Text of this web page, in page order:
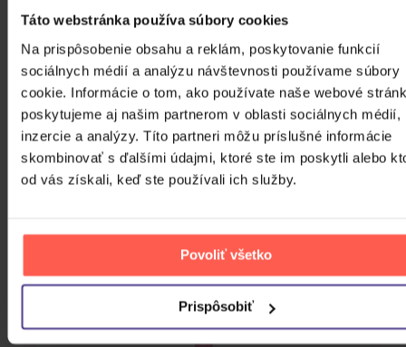
Táto webstránka používa súbory cookies
Na prispôsobenie obsahu a reklám, poskytovanie funkcií
sociálnych médií a analýzu návštevnosti používame súbory
cookie. Informácie o tom, ako používate naše webové
poskytujeme aj našim partnerom v oblasti sociálnych médií,
inzercie a analýzy. Títo partneri môžu príslušné informácie
skombinovať s ďalšími údajmi, ktoré ste im poskytli alebo
od vás získali, keď ste používali ich služby.
Povoliť všetko
Prispôsobiť